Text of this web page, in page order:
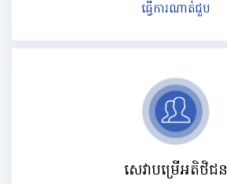
ធ្វើការណាត់ជួប
សេវាបម្រើអតិថិជន